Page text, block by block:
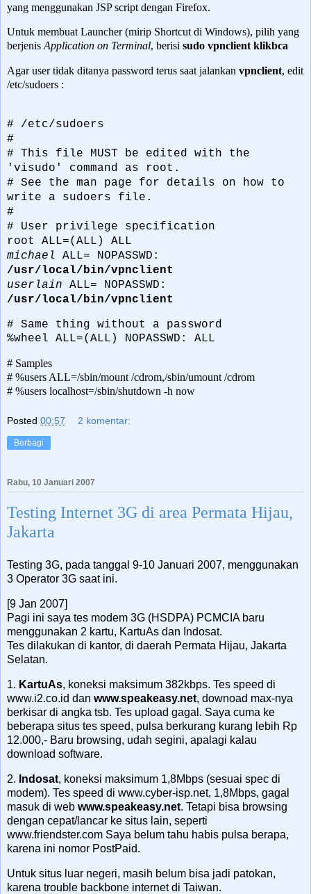
yang menggunakan JSP script dengan Firefox.
Untuk membuat Launcher (mirip Shortcut di Windows), pilih yang
berjenis Application on Terminal, berisi sudo vpnclient klikbca
Agar user tidak ditanya password terus saat jalankan vpnclient, edit
/etc/sudoers :
# /etc/sudoers
#
# This file MUST be edited with the
'visudo' command as root.
# See the man page for details on how to
write a sudoers file.
#
# User privilege specification
root ALL=(ALL) ALL
michael
ALL= NOPASSWD:
/usr/local/bin/vpnclient
userlain ALL= NOPASSWD:
/usr/local/bin/vpnclient
# Same thing without a password
%wheel ALL=(ALL) NOPASSWD: ALL
# Samples
# %users ALL=/sbin/mount /cdrom,/sbin/umount /cdrom
# %users localhost=/sbin/shutdown -h now
Posted 00:57 2 komentar:
Berbagi
Rabu, 10 Januari 2007
Testing Internet 3G di area Permata Hijau,
Jakarta
Testing 3G, pada tanggal 9-10 Januari 2007, menggunakan
3 Operator 3G saat ini.
[9 Jan 2007]
Pagi ini saya tes modem 3G (HSDPA) PCMCIA baru
menggunakan 2 kartu, KartuAs dan Indosat.
Tes dilakukan di kantor, di daerah Permata Hijau, Jakarta
Selatan.
1. KartuAs, koneksi maksimum 382kbps. Tes speed di
www.i2.co.id dan www.speakeasy.net, downoad max-nya
berkisar di angka tsb. Tes upload gagal. Saya cuma ke
beberapa situs tes speed, pulsa berkurang kurang lebih Rp
12.000,- Baru browsing, udah segini, apalagi kalau
download software.
2. Indosat, koneksi maksimum 1,8Mbps (sesuai spec di
modem). Tes speed di www.cyber-isp.net, 1,8Mbps, gagal
masuk di web www.speakeasy.net. Tetapi bisa browsing
dengan cepat/lancar ke situs lain, seperti
www.friendster.com Saya belum tahu habis pulsa berapa,
karena ini nomor PostPaid.
Untuk situs luar negeri, masih belum bisa jadi patokan,
karena trouble backbone internet di Taiwan.